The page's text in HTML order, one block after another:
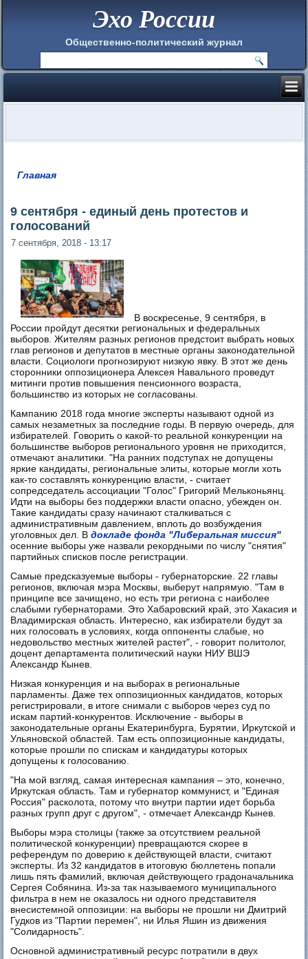
Эхо России
Общественно-политический журнал
Главная
9 сентября - единый день протестов и
голосований
7 сентября, 2018 - 13:17
В воскресенье, 9 сентября, в
России пройдут десятки региональных и федеральных
выборов. Жителям разных регионов предстоит выбрать новых
глав регионов и депутатов в местные органы законодательной
власти. Социологи прогнозируют низкую явку. В этот же день
сторонники оппозиционера Алексея Навального проведут
митинги против повышения пенсионного возраста,
большинство из которых не согласованы.
Кампанию 2018 года многие эксперты называют одной из
самых незаметных за последние годы. В первую очередь, для
избирателей. Говорить о какой-то реальной конкуренции на
большинстве выборов регионального уровня не приходится,
отмечают аналитики. "На ранних подступах не допущены
яркие кандидаты, региональные элиты, которые могли хоть
как-то составлять конкуренцию власти, - считает
сопредседатель ассоциации "Голос" Григорий Мельконьянц.
Идти на выборы без поддержки власти опасно, убежден он.
Такие кандидаты сразу начинают сталкиваться с
административным давлением, вплоть до возбуждения
уголовных дел. Вдокладе фонда "Либеральная миссия"
осенние выборы уже назвали рекордными по числу "снятия"
партийных списков после регистрации.
Самые предсказуемые выборы - губернаторские. 22 главы
регионов, включая мэра Москвы, выберут напрямую. "Там в
принципе все зачищено, но есть три региона с наиболее
слабыми губернаторами. Это Хабаровский край, это Хакасия и
Владимирская область. Интересно, как избиратели будут за
них голосовать в условиях, когда оппоненты слабые, но
недовольство местных жителей растет", - говорит политолог,
доцент департамента политический науки НИУ ВШЭ
Александр Кынев.
Низкая конкуренция и на выборах в региональные
парламенты. Даже тех оппозиционных кандидатов, которых
регистрировали, в итоге снимали с выборов через суд по
искам партий-конкурентов. Исключение - выборы в
законодательные органы Екатеринбурга, Бурятии, Иркутской и
Ульяновской областей. Там есть оппозиционные кандидаты,
которые прошли по спискам и кандидатуры которых
допущены к голосованию.
"На мой взгляд, самая интересная кампания – это, конечно,
Иркутская область. Там и губернатор коммунист, и "Единая
Россия" расколота, потому что внутри партии идет борьба
разных групп друг с другом", - отмечает Александр Кынев.
Выборы мэра столицы (также за отсутствием реальной
политической конкуренции) превращаются скорее в
референдум по доверию к действующей власти, считают
эксперты. Из 32 кандидатов в итоговую бюллетень попали
лишь пять фамилий, включая действующего градоначальника
Сергея Собянина. Из-за так называемого муниципального
фильтра в нем не оказалось ни одного представителя
внесистемной оппозиции: на выборы не прошли ни Дмитрий
Гудков из "Партии перемен", ни Илья Яшин из движения
"Солидарность".
Основной административный ресурс потратили в двух